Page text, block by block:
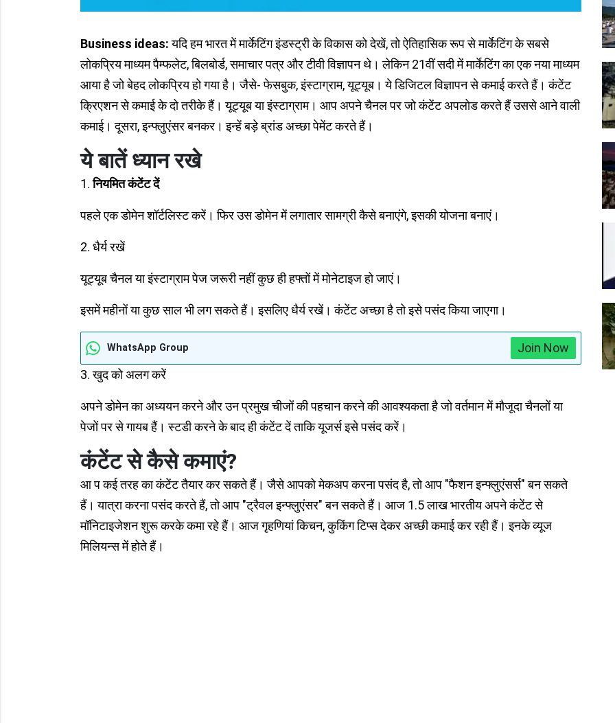
Business ideas:यदि हम भारत में मार्केटिंग इंडस्ट्री के विकास को देखें, तो ऐतिहासिक रूप से मार्केटिंग के सबसे
लोकप्रिय माध्यम पैम्फलेट, बिलबोर्ड, समाचार पत्र और टीवी विज्ञापन थे। लेकिन 21वीं सदी में मार्केटिंग का एक नया माध्यम
आया है जो बेहद लोकप्रिय हो गया है। जैसे- फेसबुक, इंस्टाग्राम, यूट्यूब। ये डिजिटल विज्ञापन से कमाई करते हैं। कंटेंट
क्रिएशन से कमाई के दो तरीके हैं। यूट्यूब या इंस्टाग्राम। आप अपने चैनल पर जो कंटेंट अपलोड करते हैं उससे आने वाली
कमाई। दूसरा, इन्फ्लुएंसर बनकर। इन्हें बड़े ब्रांड अच्छा पेमेंट करते हैं।
ये बातें ध्यान रखे
1.नियमित कंटेंट दें
पहले एक डोमेन शॉर्टलिस्ट करें। फिर उस डोमेन में लगातार सामग्री कैसे बनाएंगे, इसकी योजना बनाएं।
2. धैर्य रखें
यूट्यूब चैनल या इंस्टाग्राम पेज जरूरी नहीं कुछ ही हफ्तों में मोनेटाइज हो जाएं।
इसमें महीनों या कुछ साल भी लग सकते हैं। इसलिए धैर्य रखें। कंटेंट अच्छा है तो इसे पसंद किया जाएगा।
WhatsApp Group
Join Now
3. खुद को अलग करें
अपने डोमेन का अध्ययन करने और उन प्रमुख चीजों की पहचान करने की आवश्यकता है जो वर्तमान में मौजूदा चैनलों या
पेजों पर से गायब हैं। स्टडी करने के बाद ही कंटेंट दें ताकि यूजर्स इसे पसंद करें।
कंटेंट से कैसे कमाएं?
आ प कई तरह का कंटेंट तैयार कर सकते हैं। जैसे आपको मेकअप करना पसंद है, तो आप "फैशन इन्फ्लुएंसर्स" बन सकते
हैं। यात्रा करना पसंद करते हैं, तो आप "ट्रैवल इन्फ्लुएंसर" बन सकते हैं। आज 1.5 लाख भारतीय अपने कंटेंट से
मॉनिटाइजेशन शुरू करके कमा रहे हैं। आज गृहणियां किचन, कुकिंग टिप्स देकर अच्छी कमाई कर रही हैं। इनके व्यूज
मिलियन्स में होते हैं।